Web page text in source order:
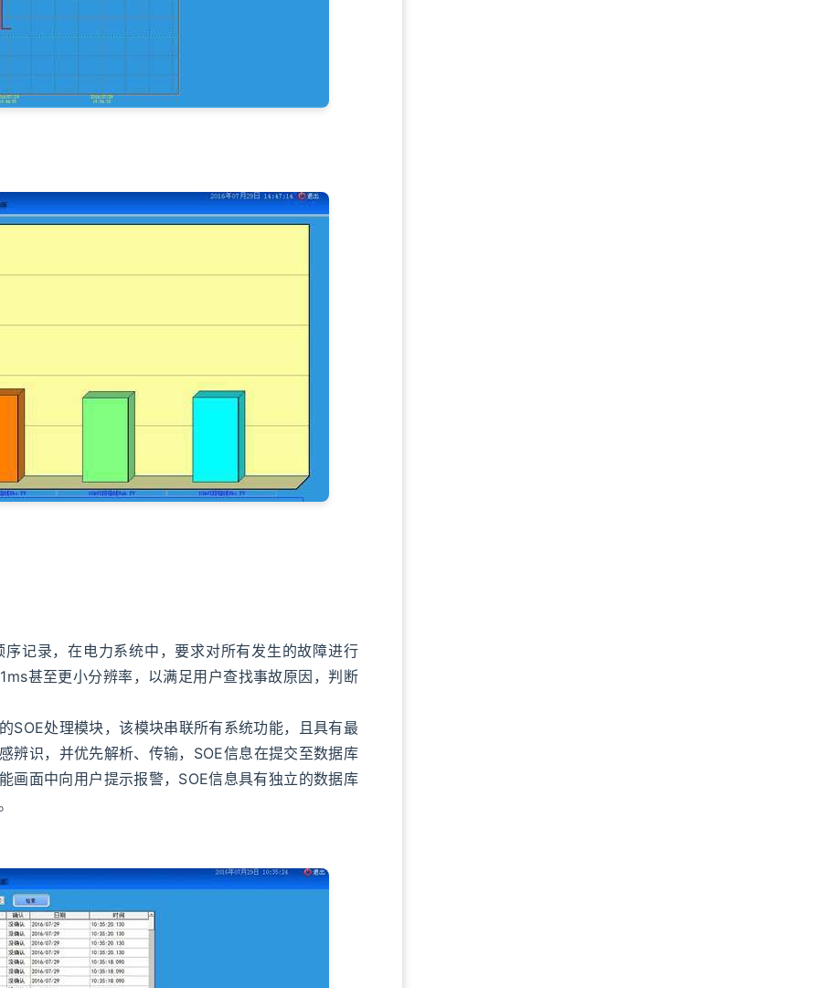
录，在电力系统中，要求对所有发生的故障进行
甚至更小分辨率，以满足用户查找事故原因，判断
处理模块，该模块串联所有系统功能，且具有最
辨识，并优先解析、传输，SOE信息在提交至数据库
画面中向用户提示报警，SOE信息具有独立的数据库